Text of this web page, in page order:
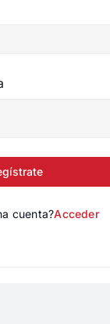
cuenta?Acceder